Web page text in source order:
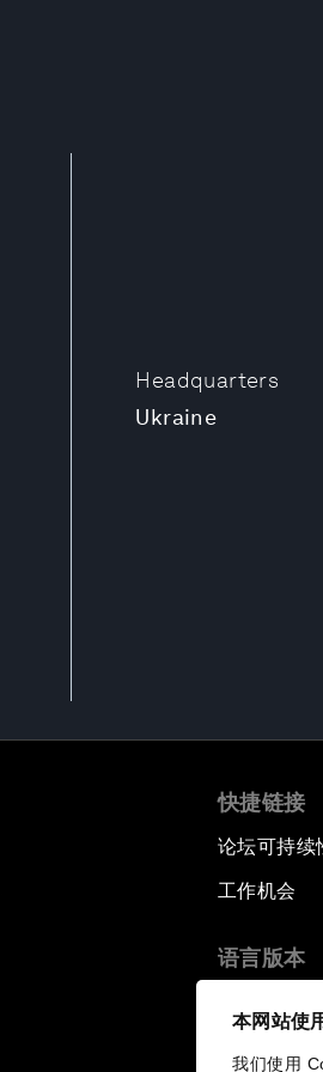
本网站使
我们使用
Headquarters
Ukraine
快捷链接
论坛可持续
工作机会
语言版本